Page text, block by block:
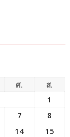
ศ.
ส.
1
7
8
14
15